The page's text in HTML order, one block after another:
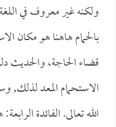
ولكنه غير معروف في
بالحمام هاهنا هو مكان
قضاء الحاجة، والحديث
الاستحمام المعد لذلك,
الله تعالى. الفائدة